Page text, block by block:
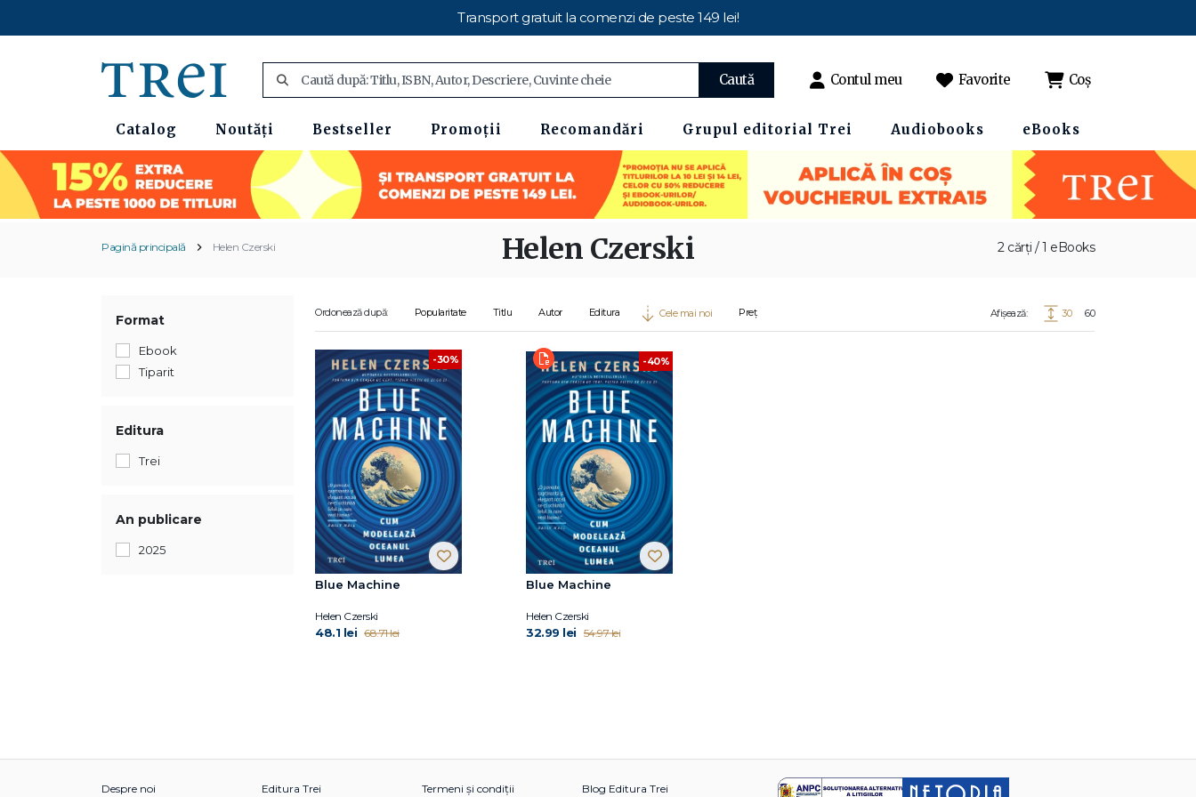
Transport gratuit la comenzi de peste 149 lei!
Caută Contul meu Favorite Coș
Catalog Noutăți Bestseller Promoții Recomandări Grupul editorial Trei Audiobooks eBooks
Pagină principală Helen Czerski 2 cărți / 1 eBooks
Helen Czerski
Format
Ebook
Tiparit
Editura
Trei
An publicare
2025
Ordonează după: Popularitate Titlu Autor Editura Cele mai noi Preț Afișează: 30 60
-30%
Blue Machine
Helen Czerski
48.1 lei 68.71 lei
-40%
Blue Machine
Helen Czerski
32.99 lei 54.97 lei
Despre noi Editura Trei Termeni și condiții Blog Editura Trei